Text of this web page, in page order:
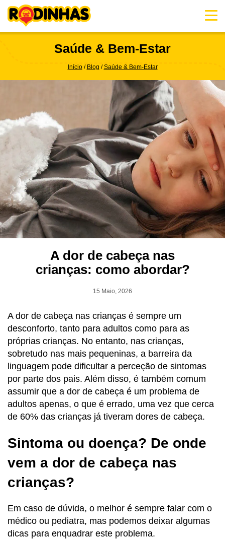
content
Saúde & Bem-Estar
Início Blog Saúde & Bem-Estar
A dor de cabeça nas
crianças: como abordar?
15 Maio, 2026
A dor de cabeça nas crianças é sempre um
desconforto, tanto para adultos como para as
próprias crianças. No entanto, nas crianças,
sobretudo nas mais pequeninas, a barreira da
linguagem pode dificultar a perceção de sintomas
por parte dos pais. Além disso, é também comum
assumir que a dor de cabeça é um problema de
adultos apenas, o que é errado, uma vez que cerca
de 60% das crianças já tiveram dores de cabeça.
Sintoma ou doença? De onde
vem a dor de cabeça nas
crianças?
Em caso de dúvida, o melhor é sempre falar com o
médico ou pediatra, mas podemos deixar algumas
dicas para enquadrar este problema.